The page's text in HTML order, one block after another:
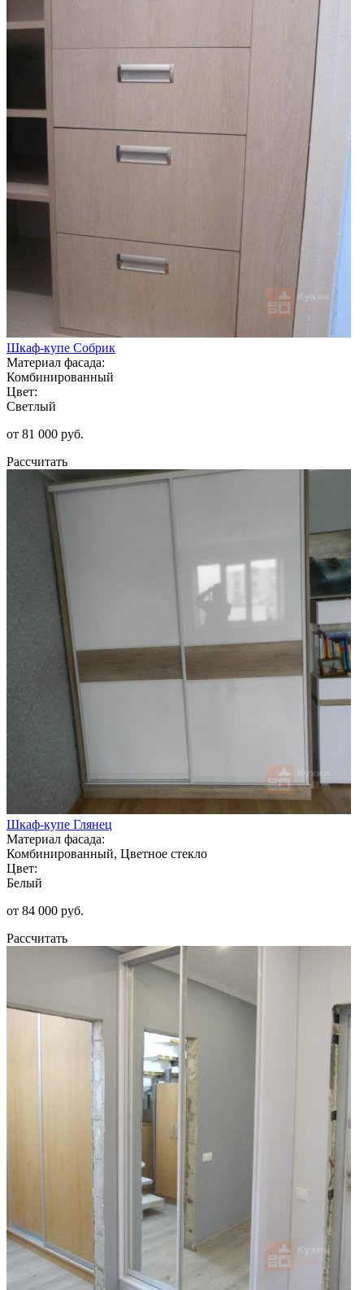
Шкаф-купе Собрик
Материал фасада:
Комбинированный
Цвет:
Светлый
от 81 000 руб.
Рассчитать
Шкаф-купе Глянец
Материал фасада:
Комбинированный, Цветное стекло
Цвет:
Белый
от 84 000 руб.
Рассчитать